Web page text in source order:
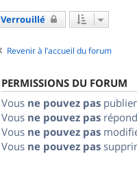
Verrouillé
Revenir à l’accueil du forum
PERMISSIONS DU FORUM
Vous ne pouvez pas
Vous ne pouvez pas
Vous ne pouvez pas
Vous ne pouvez pas